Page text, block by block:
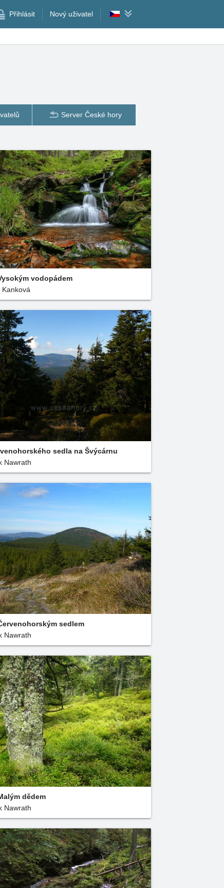
Přihlásit Nový uživatel
Server České hory
vodopádem
Kanková
sedla na Švýcárnu
Nawrath
sedlem
Nawrath
dědem
Nawrath